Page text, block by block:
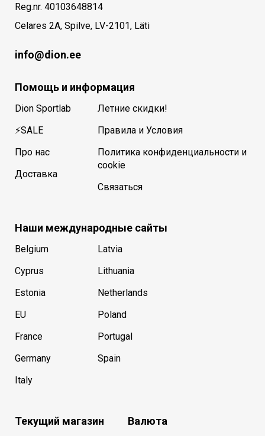
Reg.nr. 40103648814
Celares 2A, Spilve, LV-2101, Läti
info@dion.ee
Помощь и информация
Dion Sportlab
⚡SALE
Про нас
Доставка
Летние скидки!
Правила и Условия
Политика конфиденциальности и
cookie
Связаться
Наши международные сайты
Belgium
Cyprus
Estonia
EU
France
Germany
Italy
Latvia
Lithuania
Netherlands
Poland
Portugal
Spain
Текущий магазин Валюта